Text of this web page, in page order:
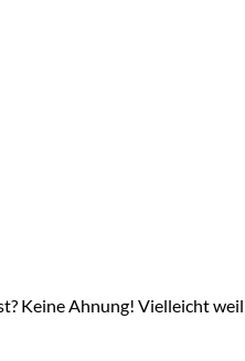
Keine Ahnung! Vielleicht